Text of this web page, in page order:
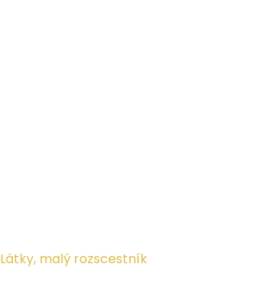
Látky, malý rozscestník